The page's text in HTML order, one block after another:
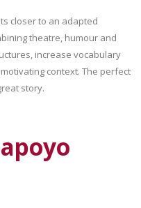
closer to an adapted
theatre, humour and
increase vocabulary
context. The perfect
story.